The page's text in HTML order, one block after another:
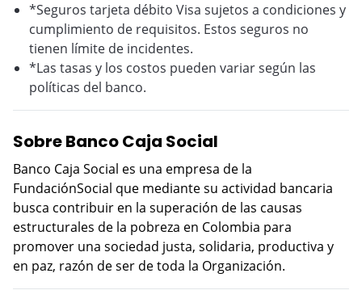
*Seguros tarjeta débito Visa sujetos a condiciones y
cumplimiento de requisitos. Estos seguros no
tienen límite de incidentes.
*Las tasas y los costos pueden variar según las
políticas del banco.
Sobre Banco Caja Social
Banco Caja Social es una empresa de la
FundaciónSocial que mediante su actividad bancaria
busca contribuir en la superación de las causas
estructurales de la pobreza en Colombia para
promover una sociedad justa, solidaria, productiva y
en paz, razón de ser de toda la Organización.